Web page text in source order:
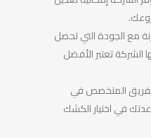
مع الجودة التي تحصل
الشركة تعتبر الأفضل
المتخصص في
في اختيار الكشك